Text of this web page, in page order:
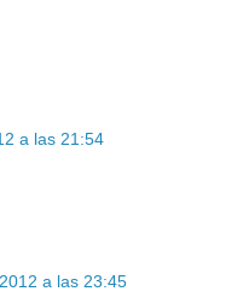
a las 21:54
a las 23:45